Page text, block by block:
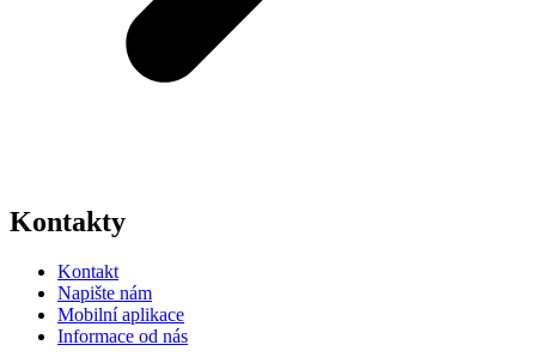
Kontakty
Kontakt
Napište nám
Mobilní aplikace
Informace od nás